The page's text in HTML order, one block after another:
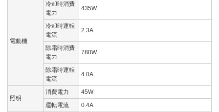
電動機
冷却時消費
電力
435W
冷却時運転
電流
2.3A
除霜時消費
電力
780W
除霜時運転
電流
4.0A
照明
消費電力
45W
運転電流
0.4A